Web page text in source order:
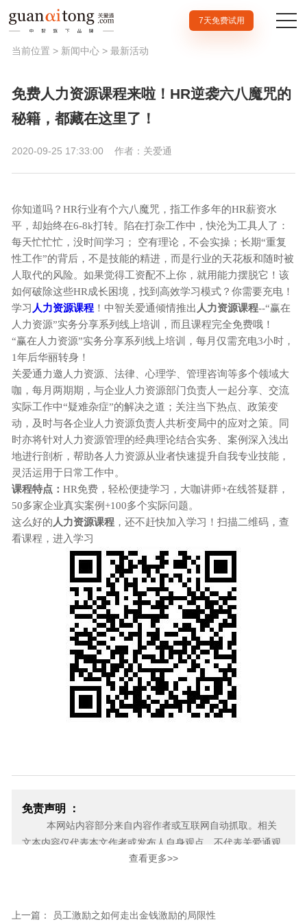
7天免费试用
当前位置 > 新闻中心 > 最新活动
免费人力资源课程来啦！HR逆袭六八魔咒的
秘籍，都藏在这里了！
2020-09-25 17:33:00 作者：关爱通
你知道吗？HR行业有个六八魔咒，指工作多年的HR薪资水
平，却始终在6-8k打转。陷在打杂工作中，快沦为工具人了：
每天忙忙忙，没时间学习； 空有理论，不会实操；长期“重复
性工作”的背后，不是技能的精进，而是行业的天花板和随时被
人取代的风险。如果觉得工资配不上你，就用能力摆脱它！该
如何破除这些HR成长困境，找到高效学习模式？你需要充电！
学习 人力资源课程 ！中智关爱通倾情推出 人力资源课程--“赢在
人力资源”实务分享系列线上培训，而且课程完全免费哦！
“赢在人力资源”实务分享系列线上培训，每月仅需充电3小时，
1年后华丽转身！
关爱通力邀人力资源、法律、心理学、管理咨询等多个领域大
咖，每月两期期，与企业人力资源部门负责人一起分享、交流
实际工作中“疑难杂症”的解决之道；关注当下热点、政策变
动，及时与各企业人力资源负责人共析变局中的应对之策。同
时亦将针对人力资源管理的经典理论结合实务、案例深入浅出
地进行剖析，帮助各人力资源从业者快速提升自我专业技能，
灵活运用于日常工作中。
课程特点： HR免费，轻松便捷学习，大咖讲师+在线答疑群，
50多家企业真实案例+100多个实际问题。
这么好的 人力资源课程 ，还不赶快加入学习！扫描二维码，查
看课程，进入学习
免责声明 ：
本网站内容部分来自内容作者或互联网自动抓取。相关
文本内容仅代表本文作者或发布人自身观点，不代表关爱通观
点或立场。关爱通力求此信息所述内容及观点的客观公正，但
家浏览，或不应无偿使用，请及时用电子邮件或电话通知我
查看更多>>
上一篇： 员工激励之如何走出金钱激励的局限性